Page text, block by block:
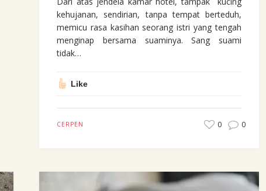
kehujanan, sendirian, tanpa tempat berteduh,
memicu rasa kasihan seorang istri yang tengah
menginap bersama suaminya. Sang suami
tidak…
Like
CERPEN 0 0